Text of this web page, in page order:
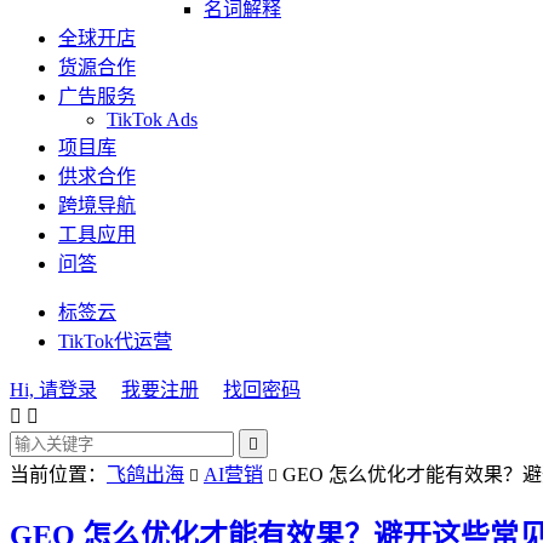
名词解释
全球开店
货源合作
广告服务
TikTok Ads
项目库
供求合作
跨境导航
工具应用
问答
标签云
TikTok代运营
Hi, 请登录 我要注册
找回密码
 

当前位置： 飞鸽出海  AI营销  GEO 怎么优化才能有效果？
GEO 怎么优化才能有效果？避开这些常